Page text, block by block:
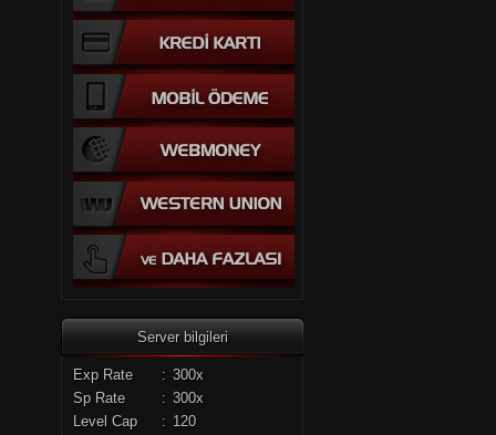
Server bilgileri
Exp Rate : 300x
Sp Rate
: 300x
Level Cap
: 120